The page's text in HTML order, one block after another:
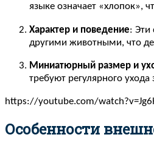
языке означает «хлопок»,
Характер и поведение: Эти
другими животными, что
Миниатюрный размер и
требуют регулярного
https://youtube.com/
Особенности